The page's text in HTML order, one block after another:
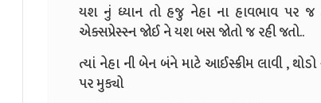
યશ નું ધ્યાન તો હજુ નેહા ના હાવભાવ પર જ
એક્સપ્રેસ્સ્ન જોઈ ને યશ બસ જોતો જ રહી જતો..
ત્યાં નેહા ની બેન બંને માટે આઈસ્ક્રીમ લાવી ,
પર મુક્યો